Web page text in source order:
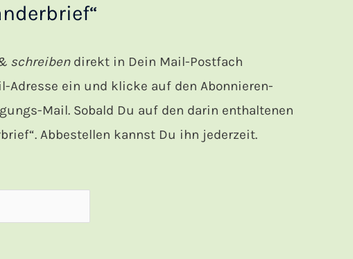
schreibendirekt in Dein Mail-Postfach
Adresse ein und klicke auf den Abonnieren-
Mail. Sobald Du auf den darin enthaltenen
Abbestellen kannst Du ihn jederzeit.